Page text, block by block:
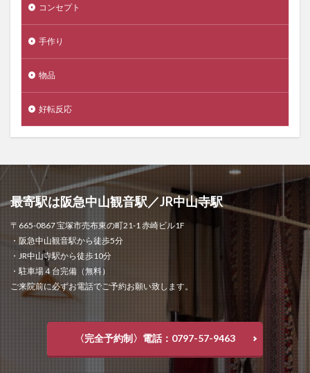
コンセプト
手作り
物品
好転反応
最寄駅は阪急中山観音駅／JR中山寺駅
〒665-0867 宝塚市売布東の町21-1 赤崎ビル1F
・阪急中山観音駅から徒歩5分
・JR中山寺駅から徒歩10分
・駐車場４台完備（無料）
ご来院前に必ずお電話でご予約お願い致します。
〈完全予約制〉電話：0797-57-9463